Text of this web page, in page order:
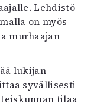
Lehdistö
on myös
murhaajan
lukijan
syvällisesti
tilaa